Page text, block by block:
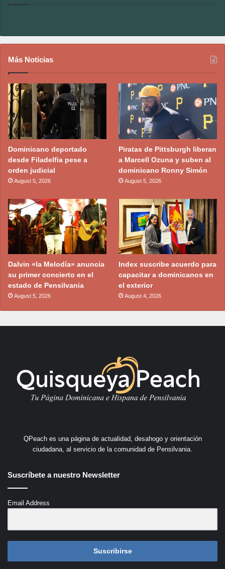
Más Noticias
Dominicano deportado
desde Filadelfia pese a
orden judicial
August 5, 2026
Piratas de Pittsburgh liberan
a Marcell Ozuna y suben al
dominicano Ronny Simón
August 5, 2026
Dalvin «la Melodía» anuncia
su primer concierto en el
estado de Pensilvania
August 5, 2026
Index suscribe acuerdo para
capacitar a dominicanos en
el exterior
August 4, 2026
QPeach es una página de actualidad, desahogo y orientación
ciudadana, al servicio de la comunidad de Pensilvania.
Suscríbete a nuestro Newsletter
Email Address
Suscribirse